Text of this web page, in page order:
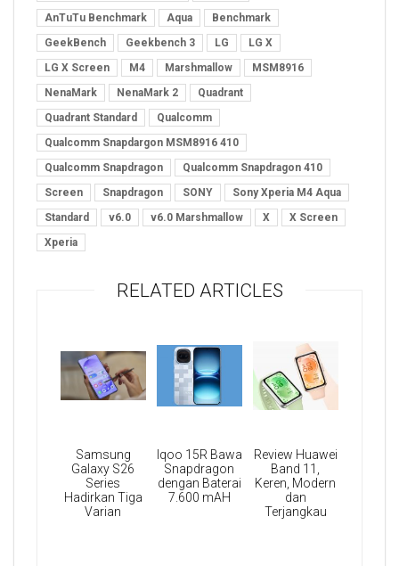
AnTuTu Benchmark Aqua
Benchmark
GeekBench
Geekbench 3 LG
LG X
LG X Screen
M4 Marshmallow
MSM8916
NenaMark
NenaMark 2
Quadrant
Quadrant Standard
Qualcomm
Qualcomm Snapdargon MSM8916 410
Qualcomm Snapdragon
Qualcomm Snapdragon 410
Screen
Snapdragon SONY
Sony Xperia M4 Aqua
Standard
v6.0 v6.0 Marshmallow X
X Screen
Xperia
RELATED ARTICLES
Samsung
Galaxy S26
Series
Hadirkan Tiga
Varian
Iqoo 15R Bawa
Snapdragon
dengan Baterai
7.600 mAH
Review Huawei
Band 11,
Keren, Modern
dan
Terjangkau